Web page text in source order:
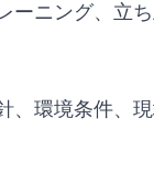
ニング、立
環境条件、